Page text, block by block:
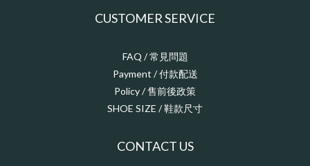
CUSTOMER SERVICE
FAQ / 常見問題
Payment / 付款配送
Policy / 售前後政策
SHOE SIZE / 鞋款尺寸
CONTACT US